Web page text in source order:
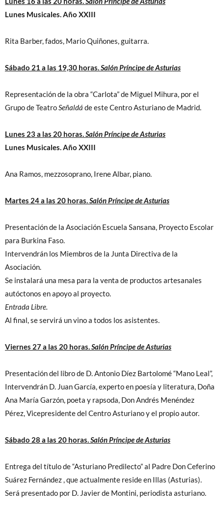
Lunes Musicales. Año XXIII
Rita Barber, fados, Mario Quiñones, guitarra.
Sábado 21 a las 19,30 horas.Salón Príncipe de Asturias
Representación de la obra “Carlota” de Miguel Mihura, por el
Grupo de TeatroSeñaldá de este Centro Asturiano de Madrid.
Lunes 23 a las 20 horas.Salón Príncipe de Asturias
Lunes Musicales. Año XXIII
Ana Ramos, mezzosoprano, Irene Albar, piano.
Martes 24 a las 20 horas.Salón Príncipe de Asturias
Presentación de la Asociación Escuela Sansana, Proyecto Escolar
para Burkina Faso.
Intervendrán los Miembros de la Junta Directiva de la
Asociación.
Se instalará una mesa para la venta de productos artesanales
autóctonos en apoyo al proyecto.
Entrada Libre.
Al final, se servirá un vino a todos los asistentes.
Viernes 27 a las 20 horas.Salón Príncipe de Asturias
Presentación del libro de D. Antonio Díez Bartolomé “Mano Leal”,
Intervendrán D. Juan García, experto en poesía y literatura, Doña
Ana María Garzón, poeta y rapsoda, Don Andrés Menéndez
Pérez, Vicepresidente del Centro Asturiano y el propio autor.
Sábado 28 a las 20 horas.Salón Príncipe de Asturias
Entrega del título de “Asturiano Predilecto” al Padre Don Ceferino
Suárez Fernández , que actualmente reside en Illas (Asturias).
Será presentado por D. Javier de Montini, periodista asturiano.